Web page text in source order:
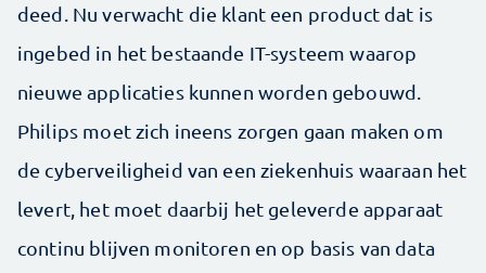
deed. Nu verwacht die klant een product dat is
ingebed in het ­bestaande IT-systeem waarop
nieuwe applicaties kunnen worden gebouwd.
Philips moet zich ineens zorgen gaan maken om
de cyberveiligheid van een ziekenhuis waaraan het
levert, het moet daarbij het geleverde apparaat
continu blijven monitoren en op basis van data